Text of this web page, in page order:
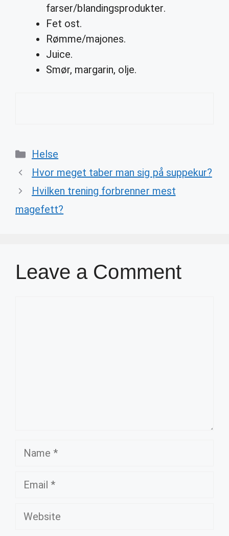
farser/blandingsprodukter.
Fet ost.
Rømme/majones.
Juice.
Smør, margarin, olje.
Categories
Helse
Hvor meget taber man sig på suppekur?
Hvilken trening forbrenner mest
magefett?
Leave a Comment
Name
Email
Website